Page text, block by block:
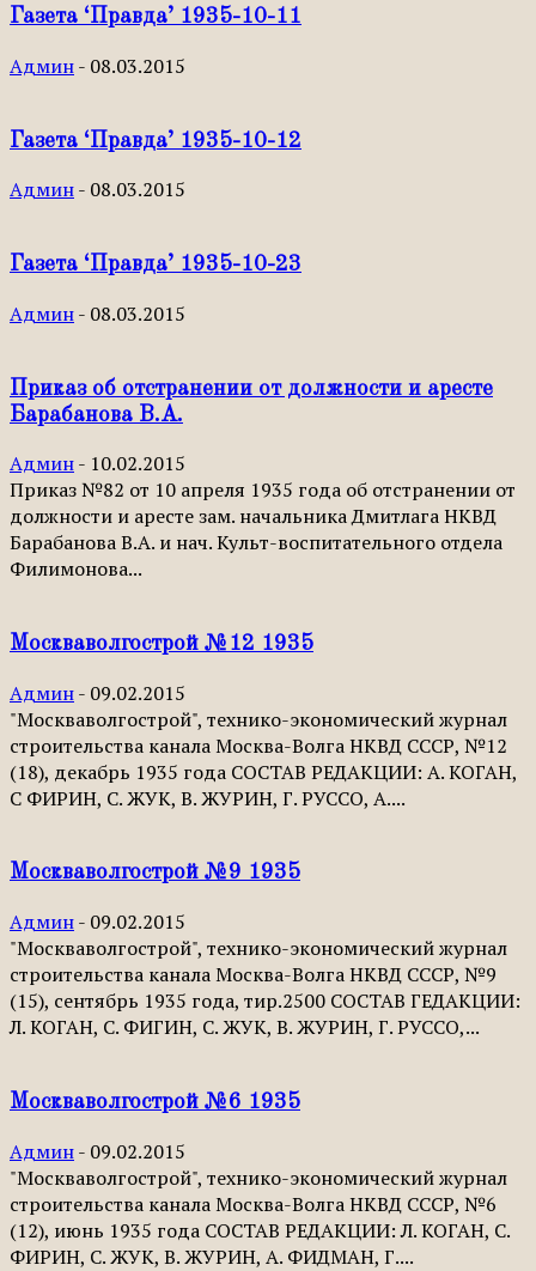
Газета ‘Правда’ 1935-10-11
Админ- 08.03.2015
Газета ‘Правда’ 1935-10-12
Админ- 08.03.2015
Газета ‘Правда’ 1935-10-23
Админ- 08.03.2015
Приказ об отстранении от должности и аресте
Барабанова В.А.
Админ- 10.02.2015
Приказ №82 от 10 апреля 1935 года об отстранении от
должности и аресте зам. начальника Дмитлага НКВД
Барабанова В.А. и нач. Культ-воспитательного отдела
Филимонова...
Москваволгострой №12 1935
Админ- 09.02.2015
"Москваволгострой", технико-экономический журнал
строительства канала Москва-Волга НКВД СССР, №12
(18), декабрь 1935 года СОСТАВ РЕДАКЦИИ: А. КОГАН,
С ФИРИН, С. ЖУК, В. ЖУРИН, Г. РУССО, А....
Москваволгострой №9 1935
Админ- 09.02.2015
"Москваволгострой", технико-экономический журнал
строительства канала Москва-Волга НКВД СССР, №9
(15), сентябрь 1935 года, тир.2500 СОСТАВ ГЕДАКЦИИ:
Л. КОГАН, С. ФИГИН, С. ЖУК, B. ЖУРИН, Г. РУССО,...
Москваволгострой №6 1935
Админ- 09.02.2015
"Москваволгострой", технико-экономический журнал
строительства канала Москва-Волга НКВД СССР, №6
(12), июнь 1935 года СОСТАВ РЕДАКЦИИ: Л. КОГАН, С.
ФИРИН, С. ЖУК, В. ЖУРИН, А. ФИДМАН, Г....